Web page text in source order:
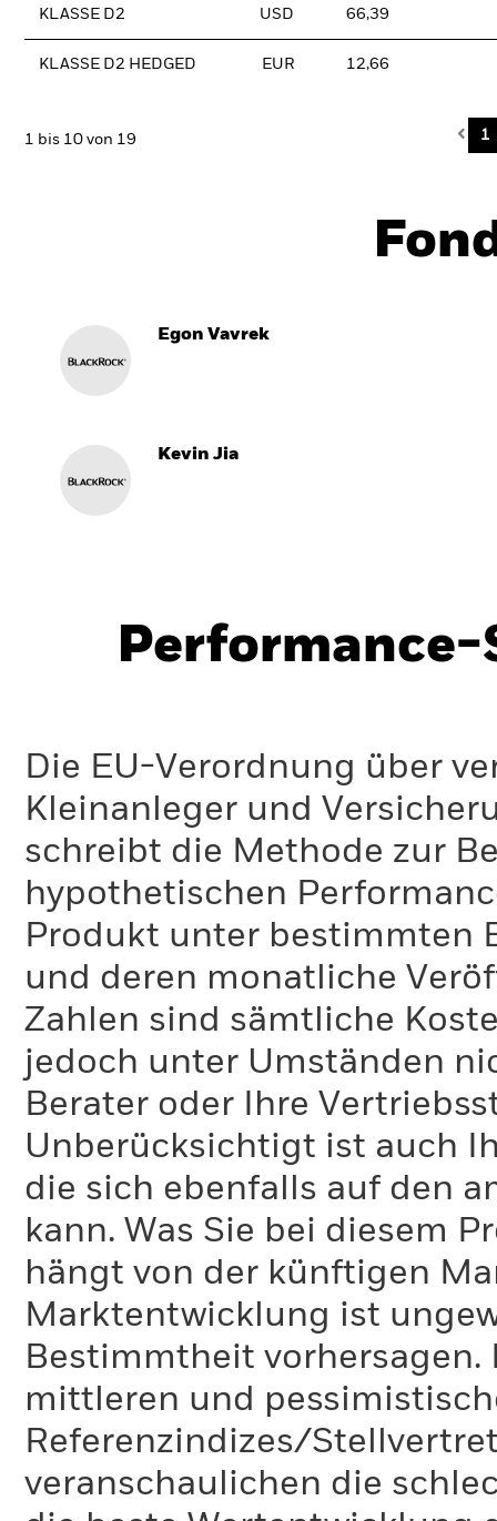
KLASSE D2 USD 66,39
KLASSE D2 HEDGED EUR 12,66
1 bis 10 von 19 1
Egon Vavrek
Kevin Jia
Performance-
Die EU-Verordnung über
Kleinanleger und
schreibt die Methode zur
hypothetischen
Produkt unter bestimmten
und deren monatliche
Zahlen sind sämtliche
jedoch unter Umständen
Berater oder Ihre
Unberücksichtigt ist auch
die sich ebenfalls auf den
kann. Was Sie bei diesem
hängt von der künftigen
Marktentwicklung ist
Bestimmtheit
mittleren und
Referenzindizes/
veranschaulichen die